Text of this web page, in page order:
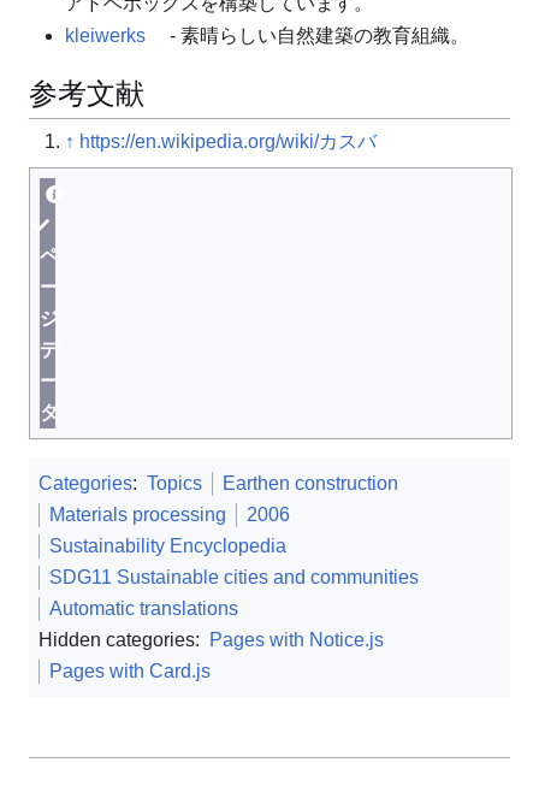
kleiwerks
- 素晴らしい自然建築の教育組織。
参考文献
↑ https://en.wikipedia.org/wiki/カスバ
ペ
ー
ジ
デ
ー
タ
Categories: Topics
Earthen construction
Materials processing
2006
Sustainability Encyclopedia
SDG11 Sustainable cities and communities
Automatic translations
Hidden categories:
Pages with Notice.js
Pages with Card.js